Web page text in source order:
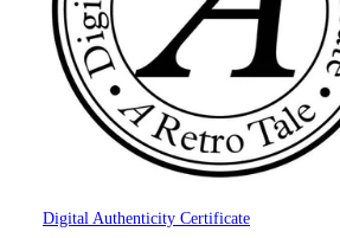
Digital Authenticity Certificate